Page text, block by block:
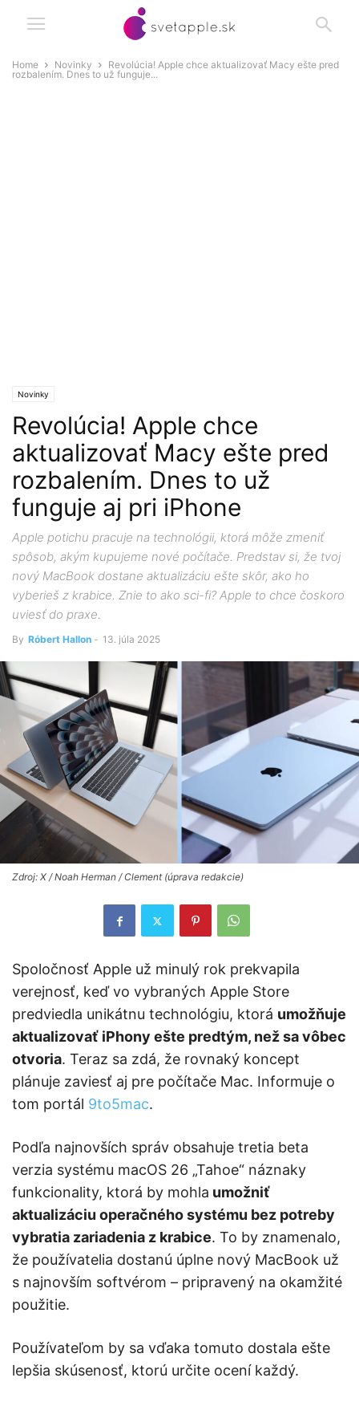
Home Novinky
Revolúcia! Apple chce aktualizovať Macy ešte pred
rozbalením. Dnes to už funguje...
Novinky
Revolúcia! Apple chce
aktualizovať Macy ešte pred
rozbalením. Dnes to už
funguje aj pri iPhone
Apple potichu pracuje na technológii, ktorá môže zmeniť
spôsob, akým kupujeme nové počítače. Predstav si, že tvoj
nový MacBook dostane aktualizáciu ešte skôr, ako ho
vyberieš z krabice. Znie to ako sci-fi? Apple to chce čoskoro
uviesť do praxe.
By Róbert Hallon - 13. júla 2025
Zdroj: X / Noah Herman / Clement (úprava redakcie)
Spoločnosť Apple už minulý rok prekvapila
verejnosť, keď vo vybraných Apple Store
predviedla unikátnu technológiu, ktorá umožňuje
aktualizovať iPhony ešte predtým, než sa vôbec
otvoria. Teraz sa zdá, že rovnaký koncept
plánuje zaviesť aj pre počítače Mac. Informuje o
tom portál 9to5mac.
Podľa najnovších správ obsahuje tretia beta
verzia systému macOS 26 „Tahoe“ náznaky
funkcionality, ktorá by mohla umožniť
aktualizáciu operačného systému bez potreby
vybratia zariadenia z krabice. To by znamenalo,
že používatelia dostanú úplne nový MacBook už
s najnovším softvérom – pripravený na okamžité
použitie.
Používateľom by sa vďaka tomuto dostala ešte
lepšia skúsenosť, ktorú určite ocení každý.